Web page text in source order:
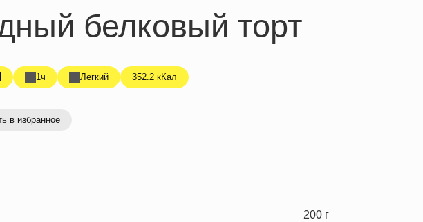
белковый торт
1ч Легкий 352.2 кКал
в избранное
200 г